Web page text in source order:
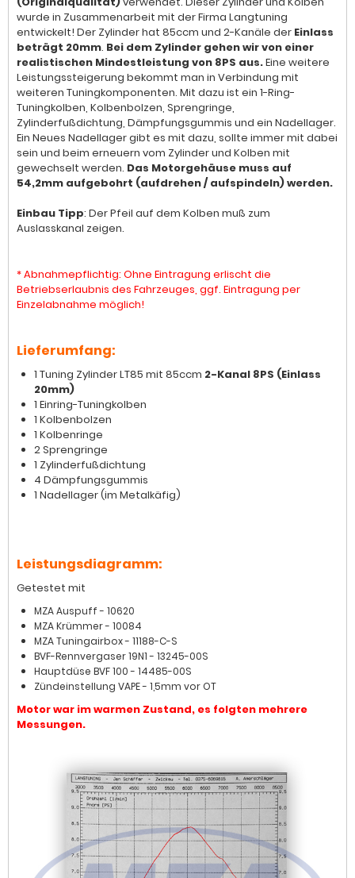
wurde in Zusammenarbeit mit der Firma Langtuning
entwickelt! Der Zylinder hat 85ccm und 2-Kanäle der Einlass
beträgt 20mm. Bei dem Zylinder gehen wir von einer
realistischen Mindestleistung von 8PS aus.Eine weitere
Leistungssteigerung bekommt man in Verbindung mit
weiteren Tuningkomponenten. Mit dazu ist ein 1-Ring-
Tuningkolben, Kolbenbolzen, Sprengringe,
Zylinderfußdichtung, Dämpfungsgummis und ein Nadellager.
Ein Neues Nadellager gibt es mit dazu, sollte immer mit dabei
sein und beim erneuern vom Zylinder und Kolben mit
gewechselt werden. Das Motorgehäuse muss auf
54,2mm aufgebohrt (aufdrehen / aufspindeln) werden.
Einbau Tipp: Der Pfeil auf dem Kolben muß zum
Auslasskanal zeigen.
* Abnahmepflichtig: Ohne Eintragung erlischt die
Betriebserlaubnis des Fahrzeuges, ggf. Eintragung per
Einzelabnahme möglich!
Lieferumfang:
1 Tuning Zylinder LT85 mit 85ccm 2-Kanal 8PS (Einlass
20mm)
1 Einring-Tuningkolben
1 Kolbenbolzen
1 Kolbenringe
2 Sprengringe
1 Zylinderfußdichtung
4 Dämpfungsgummis
1 Nadellager (im Metalkäfig)
Leistungsdiagramm:
Getestet mit
MZA Auspuff - 10620
MZA Krümmer - 10084
MZA Tuningairbox - 11188-C-S
BVF-Rennvergaser 19N1 - 13245-00S
Hauptdüse BVF 100 - 14485-00S
Zündeinstellung VAPE - 1,5mm vor OT
Motor war im warmen Zustand, es folgten mehrere
Messungen.